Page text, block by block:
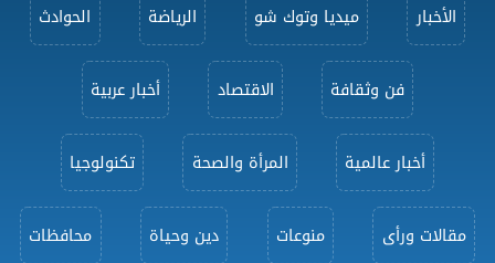
الأخبار ميديا وتوك شو الرياضة الحوادث
فن وثقافة الاقتصاد أخبار عربية
أخبار عالمية المرأة والصحة تكنولوجيا
مقالات ورأى منوعات دين وحياة محافظات